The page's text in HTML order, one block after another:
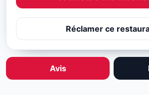
Réclamer ce
Avis